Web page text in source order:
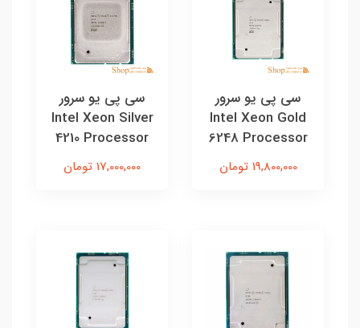
سی پی یو سرور
Intel Xeon Gold
6248 Processor
19,800,000 تومان
سی پی یو سرور
Intel Xeon Silver
4210 Processor
17,000,000 تومان